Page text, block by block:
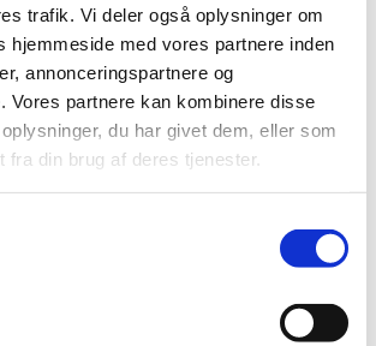
trafik. Vi deler også oplysninger om
hjemmeside med vores partnere inden
annonceringspartnere og
Vores partnere kan kombinere disse
du har givet dem, eller som
fra din brug af deres tjenester.